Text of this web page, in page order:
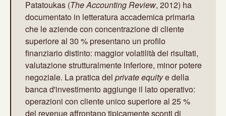
Patatoukas (The Accounting Review, 2012) ha
documentato in letteratura accademica primaria
che le aziende con concentrazione di cliente
superiore al 30 % presentano un profilo
finanziario distinto: maggior volatilità dei risultati,
valutazione strutturalmente inferiore, minor potere
negoziale. La pratica del private equitye della
banca d'investimento aggiunge il lato operativo:
operazioni con cliente unico superiore al 25 %
del revenue affrontano tipicamente sconti di